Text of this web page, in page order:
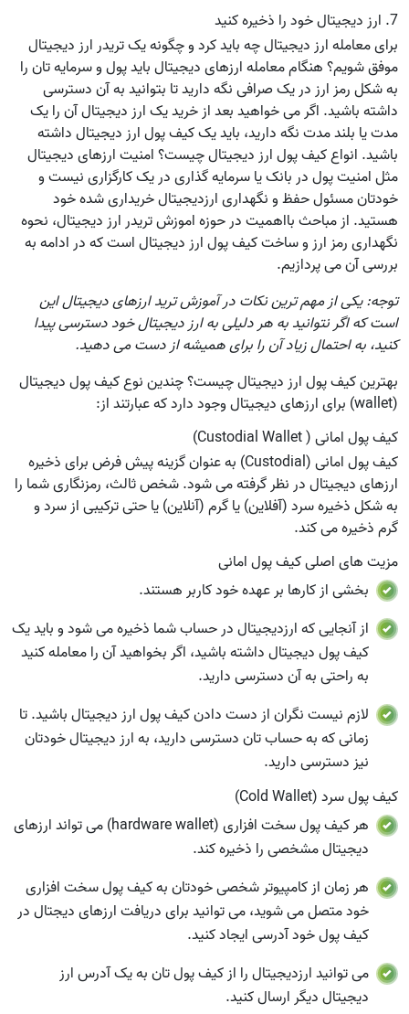
7. ارز دیجیتال خود را ذخیره کنید
برای معامله ارز دیجیتال چه باید کرد و چگونه یک تریدر ارز دیجیتال
موفق شویم؟ هنگام معامله ارزهای دیجیتال باید پول و سرمایه تان را
به شکل رمز ارز در یک صرافی نگه دارید تا بتوانید به آن دسترسی
داشته باشید. اگر می خواهید بعد از خرید یک ارز دیجیتال آن را یک
مدت یا بلند مدت نگه دارید، باید یک کیف پول ارز دیجیتال داشته
باشید. انواع کیف پول ارز دیجیتال چیست؟ امنیت ارزهای دیجیتال
مثل امنیت پول در بانک یا سرمایه گذاری در یک کارگزاری نیست و
خودتان مسئول حفظ و نگهداری ارزدیجیتال خریداری شده خود
هستید. از مباحث بااهمیت در حوزه اموزش تریدر ارز دیجیتال، نحوه
نگهداری رمز ارز و ساخت کیف پول ارز دیجیتال است که در ادامه به
بررسی آن می پردازیم.
توجه: یکی از مهم ترین نکات در آموزش ترید ارزهای دیجیتال این
است که اگر نتوانید به هر دلیلی به ارز دیجیتال خود دسترسی پیدا
کنید، به احتمال زیاد آن را برای همیشه از دست می دهید.
بهترین کیف پول ارز دیجیتال چیست؟ چندین نوع کیف پول دیجیتال
(wallet) برای ارزهای دیجیتال وجود دارد که عبارتند از:
کیف پول امانی ( Custodial Wallet)
کیف پول امانی (Custodial) به عنوان گزینه پیش فرض برای ذخیره
ارزهای دیجیتال در نظر گرفته می شود. شخص ثالث، رمزنگاری شما را
به شکل ذخیره سرد (آفلاین) یا گرم (آنلاین) یا حتی ترکیبی از سرد و
گرم ذخیره می کند.
مزیت های اصلی کیف پول امانی
بخشی از کارها بر عهده خود کاربر هستند.
از آنجایی که ارزدیجیتال در حساب شما ذخیره می شود و باید یک
کیف پول دیجیتال داشته باشید، اگر بخواهید آن را معامله کنید
به راحتی به آن دسترسی دارید.
لازم نیست نگران از دست دادن کیف پول ارز دیجیتال باشید. تا
زمانی که به حساب تان دسترسی دارید، به ارز دیجیتال خودتان
نیز دسترسی دارید.
کیف پول سرد (Cold Wallet)
هر کیف پول سخت افزاری (hardware wallet) می تواند ارزهای
دیجیتال مشخصی را ذخیره کند.
هر زمان از کامپیوتر شخصی خودتان به کیف پول سخت افزاری
خود متصل می شوید، می توانید برای دریافت ارزهای دیجتال در
کیف پول خود آدرسی ایجاد کنید.
می توانید ارزدیجیتال را از کیف پول تان به یک آدرس ارز
دیجیتال دیگر ارسال کنید.